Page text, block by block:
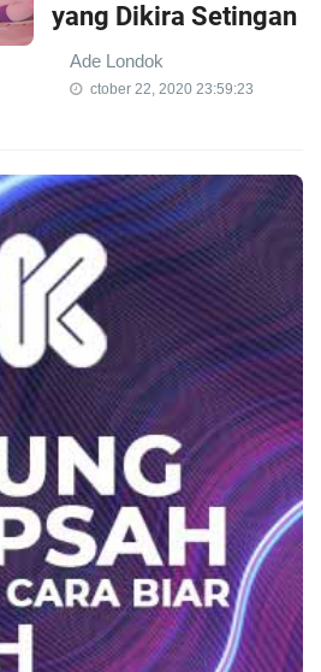
yang Dikira Setingan
Ade Londok
ctober 22, 2020 23:59:23